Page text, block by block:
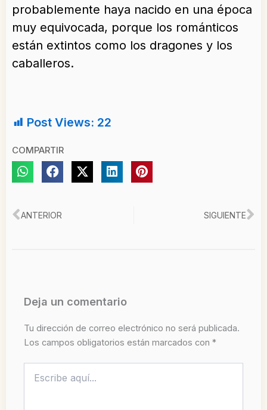
probablemente haya nacido en una época
muy equivocada, porque los románticos
están extintos como los dragones y los
caballeros.
Post Views: 22
COMPARTIR
Ant
ANTERIOR SIGUIENTE
Deja un comentario
Tu dirección de correo electrónico no será publicada.
Los campos obligatorios están marcados con *
aquí...